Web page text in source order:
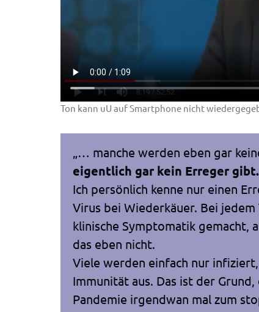
Ton kann uU auf Smartphone nicht
„… manche werden eben gar
eigentlich gar kein Erreger gibt.
Ich persönlich kenne nur einen
Virus bei Wiederkäuer. Bei
klinische Symptomatik gemacht,
das eben nicht.
Viele werden einfach nur
Immunität aus. Das ist der
Pandemie irgendwan mal zum